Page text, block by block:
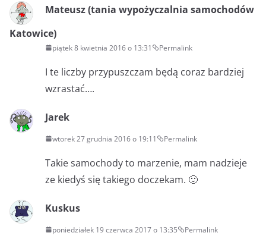
Mateusz (tania wypożyczalnia samochodów
Katowice)
piątek 8 kwietnia 2016 o 13:31 Permalink
I te liczby przypuszczam będą coraz bardziej
wzrastać….
Jarek
wtorek 27 grudnia 2016 o 19:11 Permalink
Takie samochody to marzenie, mam nadzieje
ze kiedyś się takiego doczekam. 🙂
Kuskus
poniedziałek 19 czerwca 2017 o 13:35 Permalink